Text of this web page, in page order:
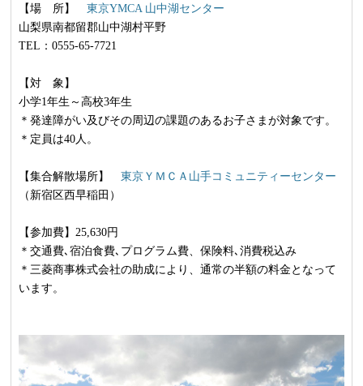
【場 所】 東京YMCA 山中湖センター
山梨県南都留郡山中湖村平野
TEL：0555-65-7721
【対 象】
小学1年生～高校3年生
＊発達障がい及びその周辺の課題のあるお子さまが対象です。
＊定員は40人。
【集合解散場所】 東京ＹＭＣＡ山手コミュニティーセンター
（新宿区西早稲田）
【参加費】25,630円
＊交通費､宿泊食費､プログラム費、保険料､消費税込み
＊三菱商事株式会社の助成により、通常の半額の料金となって
います。